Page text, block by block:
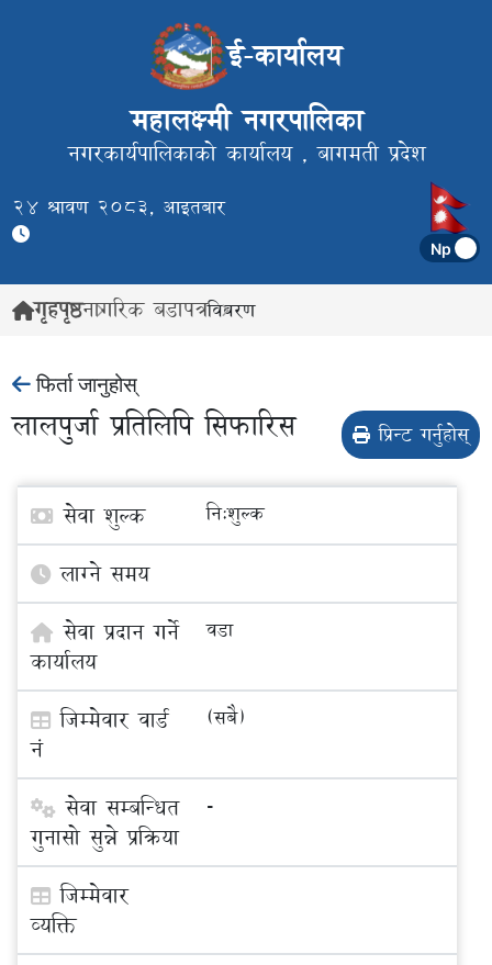
ई-कार्यालय
महालक्ष्मी नगरपालिका
नगरकार्यपालिकाको कार्यालय ,बागमती प्रदेश
24 श्रावण 2083, आइतबार
गृहपृष्ठनागरिक बडापत्रविवरण
फिर्ता जानुहोस्
लालपुर्जा प्रतिलिपि सिफारिस प्रिन्ट गर्नुहोस्
सेवा शुल्क नि:शुल्क
लाग्ने समय
सेवा प्रदान गर्ने
कार्यालय
वडा
जिम्मेवार वार्ड
नं
(सबै)
सेवा सम्बन्धित
गुनासो सुन्ने प्रक्रिया
-
जिम्मेवार
व्यक्ति